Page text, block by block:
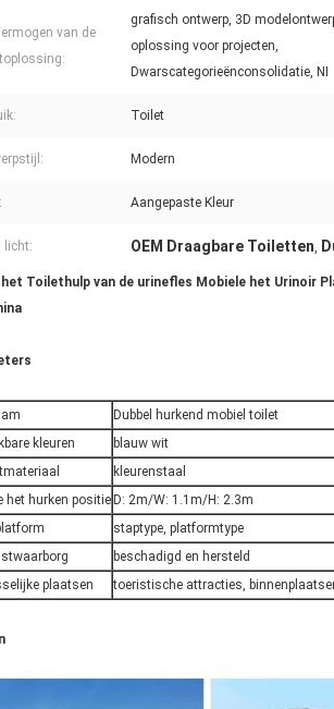
van de
grafisch ontwerp, 3D
oplossing voor projecten,
Dwarscategorieënconsolidatie, NI
Toilet
Modern
Aangepaste Kleur
licht: OEM Draagbare Toiletten,
het Toilethulp van de urinefles Mobiele het Urinoir
Dubbel hurkend mobiel toilet
kleuren
blauw wit
kleurenstaal
het hurken positie D: 2m/W: 1.1m/H: 2.3m
staptype, platformtype
beschadigd en hersteld
plaatsen
toeristische attracties,